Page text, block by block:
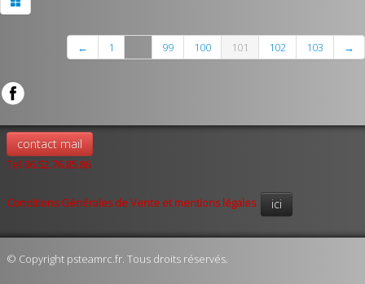
← 1 99 100 101 102 103 →
contact mail
Tel 06.52.76.85.86
Conditions Générales de Vente et mentions légales ici
© Copyright psteamrc.fr. Tous droits réservés.